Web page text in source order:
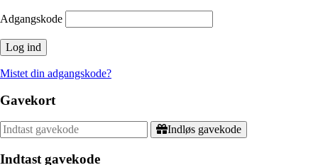
Adgangskode
Mistet din adgangskode?
Gavekort
Indløs gavekode
Indtast gavekode